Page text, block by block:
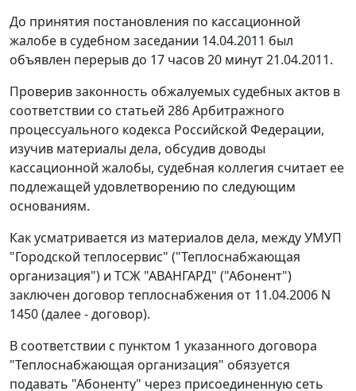
До принятия постановления по кассационной
жалобе в судебном заседании 14.04.2011 был
объявлен перерыв до 17 часов 20 минут 21.04.2011.
Проверив законность обжалуемых судебных актов в
соответствии со статьей 286Арбитражного
процессуального кодекса Российской Федерации,
изучив материалы дела, обсудив доводы
кассационной жалобы, судебная коллегия считает ее
подлежащей удовлетворению по следующим
основаниям.
Как усматривается из материалов дела, между УМУП
"Городской теплосервис" ("Теплоснабжающая
организация") и ТСЖ "АВАНГАРД" ("Абонент")
заключен договор теплоснабжения от 11.04.2006 N
1450 (далее - договор).
В соответствии с пунктом 1 указанного договора
"Теплоснабжающая организация" обязуется
подавать "Абоненту" через присоединенную сеть